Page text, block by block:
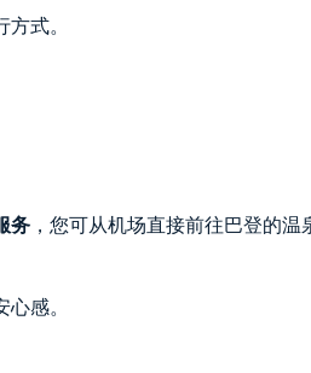
式。
务 ，您可从机场直接前往巴登的温
感。